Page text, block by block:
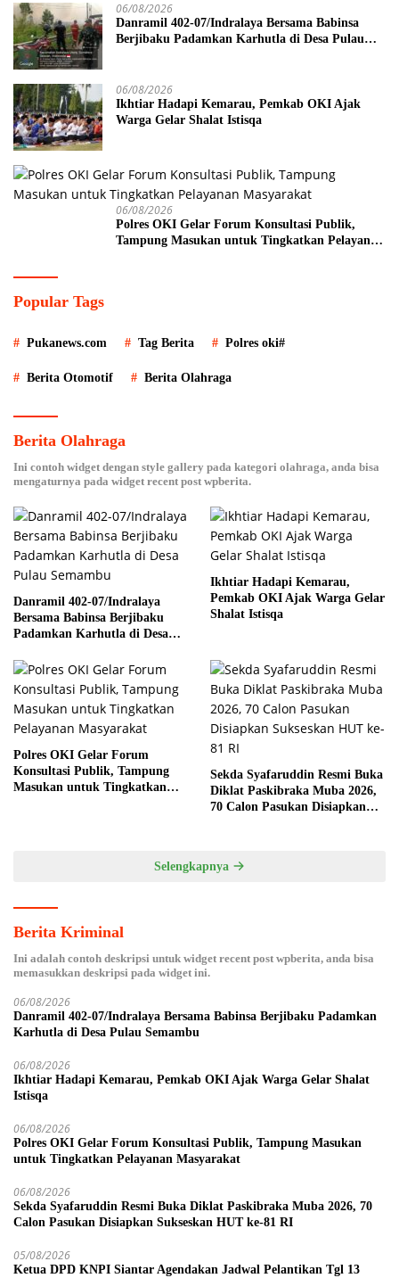
06/08/2026
Danramil 402-07/Indralaya Bersama Babinsa
Berjibaku Padamkan Karhutla di Desa Pulau
06/08/2026
Ikhtiar Hadapi Kemarau, Pemkab OKI Ajak
Warga Gelar Shalat Istisqa
06/08/2026
Polres OKI Gelar Forum Konsultasi Publik,
Tampung Masukan untuk Tingkatkan Pelayanan
Popular Tags
Pukanews.com Tag Berita Polres oki#
Berita Otomotif Berita Olahraga
Berita Olahraga
Ini contoh widget dengan style gallery pada kategori olahraga, anda bisa
mengaturnya pada widget recent post wpberita.
Danramil 402-07/Indralaya
Bersama Babinsa Berjibaku
Padamkan Karhutla di Desa
Ikhtiar Hadapi Kemarau,
Pemkab OKI Ajak Warga Gelar
Shalat Istisqa
Polres OKI Gelar Forum
Konsultasi Publik, Tampung
Masukan untuk Tingkatkan
Sekda Syafaruddin Resmi Buka
Diklat Paskibraka Muba 2026,
70 Calon Pasukan Disiapkan
Selengkapnya
Berita Kriminal
Ini adalah contoh deskripsi untuk widget recent post wpberita, anda bisa
memasukkan deskripsi pada widget ini.
06/08/2026
Danramil 402-07/Indralaya Bersama Babinsa Berjibaku Padamkan
Karhutla di Desa Pulau Semambu
06/08/2026
Ikhtiar Hadapi Kemarau, Pemkab OKI Ajak Warga Gelar Shalat
Istisqa
06/08/2026
Polres OKI Gelar Forum Konsultasi Publik, Tampung Masukan
untuk Tingkatkan Pelayanan Masyarakat
06/08/2026
Sekda Syafaruddin Resmi Buka Diklat Paskibraka Muba 2026, 70
Calon Pasukan Disiapkan Sukseskan HUT ke-81 RI
05/08/2026
Ketua DPD KNPI Siantar Agendakan Jadwal Pelantikan Tgl 13